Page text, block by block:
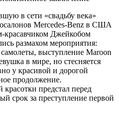
в сети «свадьбу века»
Mercedes-Benz в США
красавчиком Джейкобом
размахом мероприятия:
выступление Maroon
в мире, но стесняется
у красивой и дорогой
продолжение.
предстал перед
срок за преступление первой